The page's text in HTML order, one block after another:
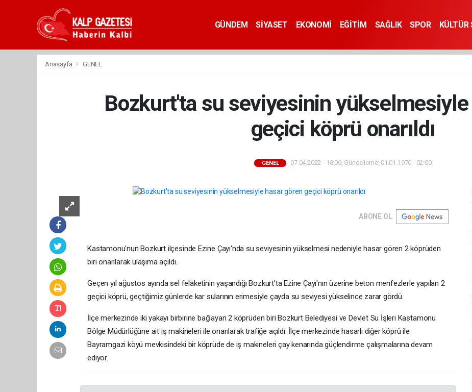
GÜNDEM SİYASET EKONOMİ EĞİTİM SAĞLIK SPOR KÜLTÜR
Anasayfa GENEL
Bozkurt'ta su seviyesinin
geçici köprü onarıldı
GENEL 07.04.2022 - 18:09, Güncelleme: 01.01.1970 - 02:00
ABONE OL
Kastamonu'nun Bozkurt ilçesinde Ezine Çayı'nda su seviyesinin yükselmesi nedeniyle hasar gören 2 köprüden
biri onarılarak ulaşıma açıldı.
Geçen yıl ağustos ayında sel felaketinin yaşandığı Bozkurt'ta Ezine Çayı'nın üzerine beton menfezlerle yapılan 2
geçici köprü, geçtiğimiz günlerde kar sularının erimesiyle çayda su seviyesi yükselince zarar gördü.
İlçe merkezinde iki yakayı birbirine bağlayan 2 köprüden biri Bozkurt Belediyesi ve Devlet Su İşleri Kastamonu
Bölge Müdürlüğüne ait iş makineleri ile onarılarak trafiğe açıldı. İlçe merkezinde hasarlı diğer köprü ile
Bayramgazi köyü mevkisindeki bir köprüde de iş makineleri çay kenarında güçlendirme çalışmalarına devam
ediyor.